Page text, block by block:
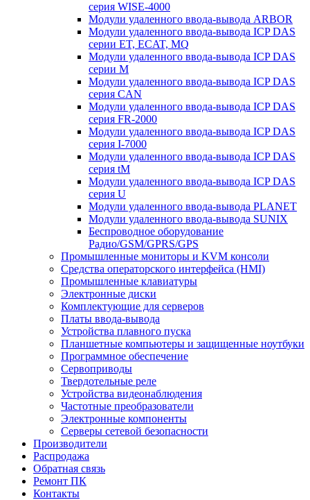
серия WISE-4000
Модули удаленного ввода-вывода ARBOR
Модули удаленного ввода-вывода ICP DAS
серии ET, ECAT, MQ
Модули удаленного ввода-вывода ICP DAS
серии M
Модули удаленного ввода-вывода ICP DAS
серия CAN
Модули удаленного ввода-вывода ICP DAS
серия FR-2000
Модули удаленного ввода-вывода ICP DAS
серия I-7000
Модули удаленного ввода-вывода ICP DAS
серия tM
Модули удаленного ввода-вывода ICP DAS
серия U
Модули удаленного ввода-вывода PLANET
Модули удаленного ввода-вывода SUNIX
Беспроводное оборудование
Радио/GSM/GPRS/GPS
Промышленные мониторы и KVM консоли
Средства операторского интерфейса (HMI)
Промышленные клавиатуры
Электронные диски
Комплектующие для серверов
Платы ввода-вывода
Устройства плавного пуска
Планшетные компьютеры и защищенные ноутбуки
Программное обеспечение
Сервоприводы
Твердотельные реле
Устройства видеонаблюдения
Частотные преобразователи
Электронные компоненты
Серверы сетевой безопасности
Производители
Распродажа
Обратная связь
Ремонт ПК
Контакты